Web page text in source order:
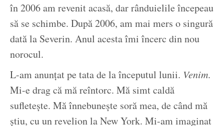
în 2006 am revenit acasă, dar rânduielile începeau
să se schimbe. După 2006, am mai mers o singură
dată la Severin. Anul acesta îmi încerc din nou
norocul.
L-am anunțat pe tata de la începutul lunii. Venim.
Mi-e drag că mă reîntorc. Mă simt caldă
sufletește. Mă înnebunește soră mea, de când mă
știu, cu un revelion la New York. Mi-am imaginat